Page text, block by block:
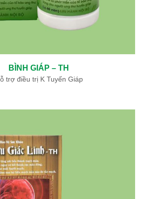
BÌNH GIÁP – TH
trợ điều trị K Tuyến Giáp